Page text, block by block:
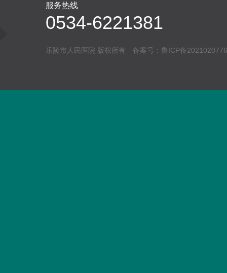
服务热线
0534-6221381
乐陵市人民医院 版权所有 备案号： 鲁ICP备